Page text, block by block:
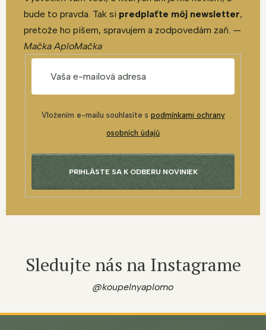
bude to pravda. Tak si predplaťte môj newsletter,
pretože ho píšem, spravujem a zodpovedám zaň. —
Mačka AploMačka
Vložením e-mailu souhlasíte s podmínkami ochrany
osobních údajů
PRIHLÁSTE SA K ODBERU NOVINIEK
Sledujte nás na Instagrame
@koupelnyaplomo